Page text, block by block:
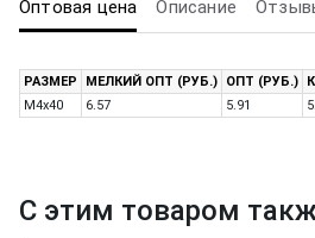
Оптовая цена Описание
РАЗМЕР МЕЛКИЙ ОПТ (РУБ.) ОПТ (РУБ.)
M4x40
6.57 5.91
С этим товаром